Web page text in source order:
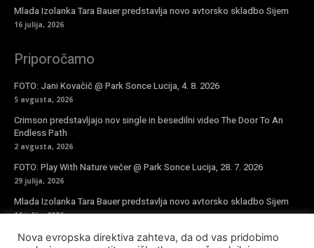
Mlada Izolanka Tara Bauer predstavlja novo avtorsko skladbo Sijem
16 julija, 2026
Priporočamo
FOTO: Jani Kovačič @ Park Sonce Lucija, 4. 8. 2026
5 avgusta, 2026
Crimson predstavljajo nov single in besedilni video The Door To An
Endless Path
2 avgusta, 2026
FOTO: Play With Nature večer @ Park Sonce Lucija, 28. 7. 2026
29 julija, 2026
Mlada Izolanka Tara Bauer predstavlja novo avtorsko skladbo Sijem
16 julija, 2026
Nova evropska direktiva zahteva, da od vas pridobimo